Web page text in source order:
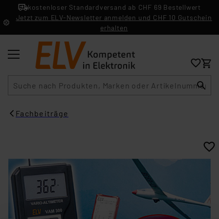
kostenloser Standardversand ab CHF 69 Bestellwert
Jetzt zum ELV-Newsletter anmelden und CHF 10 Gutschein
erhalten
Fachbeiträge